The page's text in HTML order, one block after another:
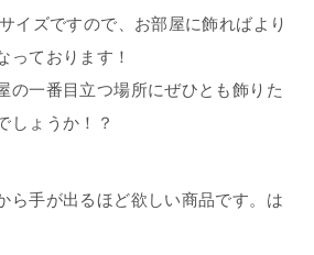
イズですので、お部屋に飾ればより
っております！
の一番目立つ場所にぜひとも飾りた
しょうか！？
ら手が出るほど欲しい商品です。は